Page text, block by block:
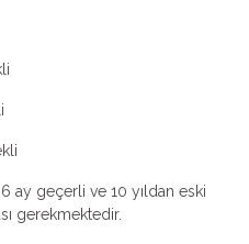
gerekli
ay geçerli ve 10 yıldan eski
gerekmektedir.